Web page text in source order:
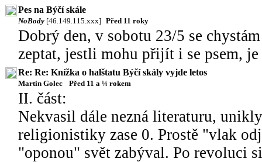
Pes na Býčí skále
NoBody [46.149.115.xxx] Před 11 roky
Dobrý den, v sobotu 23/5 se
zeptat, jestli mohu přijít i se psem,
Re: Re: Knížka o halštatu Býčí skály vyjde letos
Martin Golec Před 11 a ¼ rokem
II. část:
Nekvasil dále nezná literaturu,
religionistiky zase 0. Prostě "vlak
"oponou" svět zabýval. Po revoluci